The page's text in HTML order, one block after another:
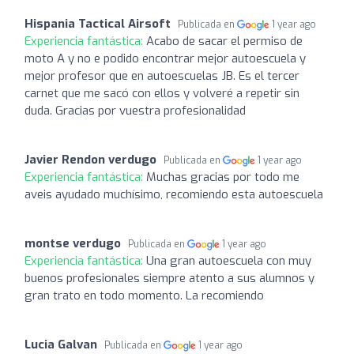
Hispania Tactical Airsoft Publicada en 1 year ago
Experiencia fantástica: Acabo de sacar el permiso de
moto A y no e podido encontrar mejor autoescuela y
mejor profesor que en autoescuelas JB. Es el tercer
carnet que me sacó con ellos y volveré a repetir sin
duda. Gracias por vuestra profesionalidad
Javier Rendon verdugo Publicada en 1 year ago
Experiencia fantástica: Muchas gracias por todo me
aveis ayudado muchísimo, recomiendo esta autoescuela
montse verdugo Publicada en 1 year ago
Experiencia fantástica: Una gran autoescuela con muy
buenos profesionales siempre atento a sus alumnos y
gran trato en todo momento. La recomiendo
Lucia Galvan Publicada en 1 year ago